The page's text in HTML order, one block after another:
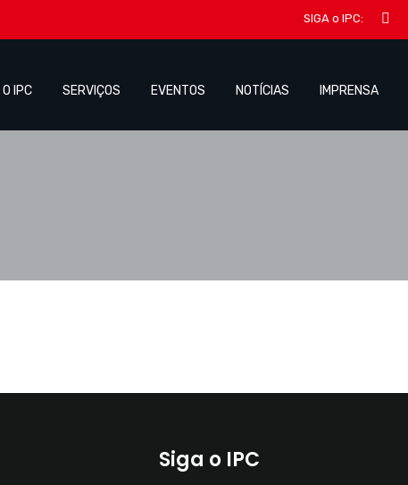
SIGA o IPC:
O IPC SERVIÇOS EVENTOS NOTÍCIAS IMPRENSA
Siga o IPC